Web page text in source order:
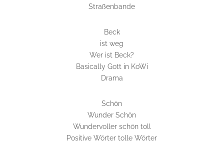
Straßenbande
Beck
ist weg
Wer ist Beck?
Basically Gott in KoWi
Drama
Schön
Wunder Schön
Wundervoller schön toll
Positive Wörter tolle Wörter